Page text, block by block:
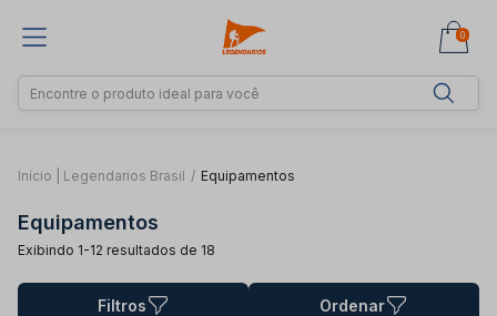
0
Início | Legendarios Brasil / Equipamentos
Equipamentos
Exibindo 1-12 resultados de 18
Filtros Ordenar